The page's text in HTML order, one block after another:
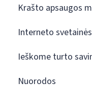
Krašto apsaugos
Interneto
Ieškome turto
Nuorodos